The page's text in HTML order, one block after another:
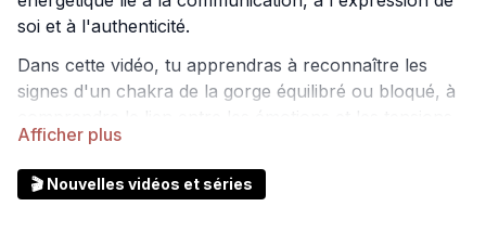
soi et à l'authenticité.
Dans cette vidéo, tu apprendras à reconnaître les
signes d'un chakra de la gorge équilibré ou bloqué, à
dans le cou ou la gorge, ainsi qu'à découvrir des
postures de yoga et des pratiques concrètes pour
t'exprimer avec plus de confiance, de clarté et de
🎬 Nouvelles vidéos et séries